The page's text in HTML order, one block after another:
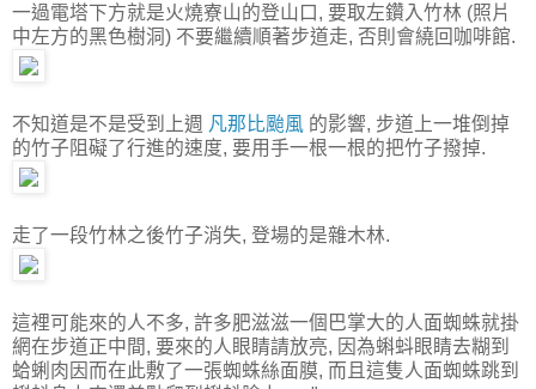
一過電塔下方就是火燒寮山的登山口, 要取左鑽入竹林 (照片
中左方的黑色樹洞) 不要繼續順著步道走, 否則會繞回咖啡館.
不知道是不是受到上週 凡那比颱風 的影響, 步道上一堆倒掉
的竹子阻礙了行進的速度, 要用手一根一根的把竹子撥掉.
走了一段竹林之後竹子消失, 登場的是雜木林.
這裡可能來的人不多, 許多肥滋滋一個巴掌大的人面蜘蛛就掛
網在步道正中間, 要來的人眼睛請放亮, 因為蝌蚪眼睛去糊到
蛤蜊肉因而在此敷了一張蜘蛛絲面膜, 而且這隻人面蜘蛛跳到